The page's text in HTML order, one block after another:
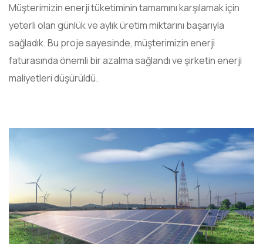
Müşterimizin enerji tüketiminin tamamını karşılamak için
yeterli olan günlük ve aylık üretim miktarını başarıyla
sağladık. Bu proje sayesinde, müşterimizin enerji
faturasında önemli bir azalma sağlandı ve şirketin enerji
maliyetleri düşürüldü.